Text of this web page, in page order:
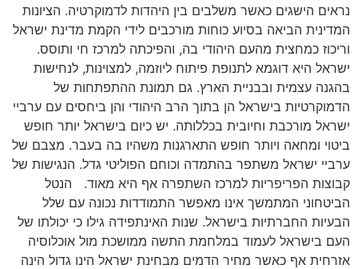
נראים הישגים כאשר משלבים בין היהדות לדמוקרטיה. הציונות
המדינית הביאה בסיוע כוחות מורכבים לידי הקמת מדינת ישראל
וריכוז כמחצית מהעם היהודי בה, והפיכתה למרכז חי ותוסס.
ישראל היא דוגמא לתנופת פיתוח ליוזמה, למצוינות, לנחישות
בהגנה עצמית ובבניית הארץ. גם תמונת ההתפתחות של
הדמוקרטיות בישראל הן בתוך הרב היהודי והן ביחסים עם ערביי
ישראל מורכבת וחיובית בכללותה. יש כיום בישראל יותר חופש
ביטוי ומחאה ויותר חופש התארגנות משהיו בה בעבר. מצבם של
ערביי ישראל משתפר בהתמדה וכוחם הפוליטי גדל. הנגישות של
קבוצות הפריפריות למרכז השתפרה אף היא מאוד. הנטל
הביטחוני המתמשך אינו מאפשר התמודדות נכונה עם שלל
הבעיות החברתיות בישראל. שנות האינתפידה גילו כי יכולתו של
העם בישראל לעמוד במלחמת התשה ממושכת מול אוכלוסיה
אזרחית אף כאשר מחיר הדמים מבחינת ישראל הינו גדול הינה